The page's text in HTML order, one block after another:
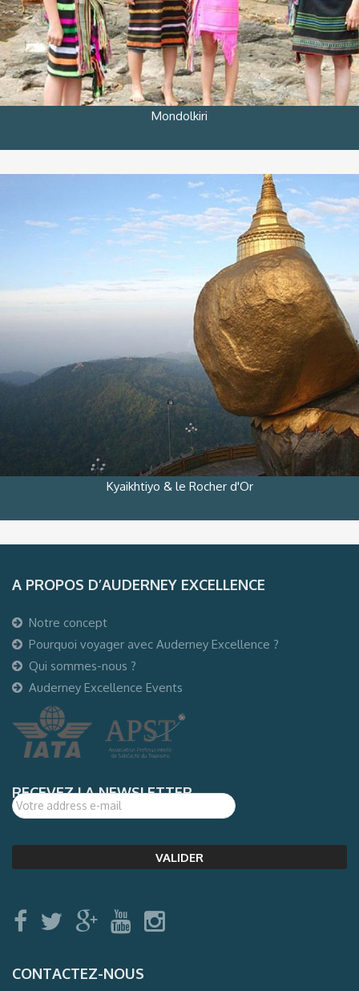
Mondolkiri
Kyaikhtiyo & le Rocher d'Or
A PROPOS D’AUDERNEY EXCELLENCE
Notre concept
Pourquoi voyager avec Auderney Excellence ?
Qui sommes-nous ?
Auderney Excellence Events
RECEVEZ LA NEWSLETTER
CONTACTEZ-NOUS